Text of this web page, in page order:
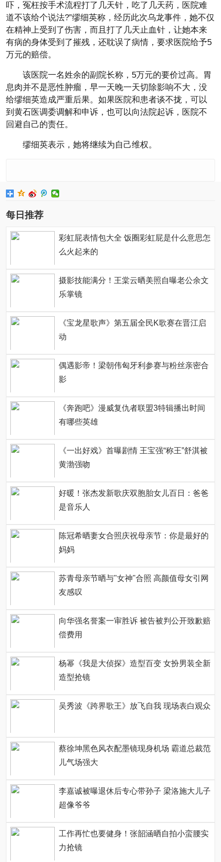
吓，冤枉按手术流程打了几天针，吃了几天药，医院难
道不该给个说法?”缪细英称，经历此次乌龙事件，她不仅
在精神上受到了伤害，而且打了几天止血针，让她本来
有病的身体受到了摧残，还耽误了病情，要求医院给予5
万元的赔偿。
该医院一名姓余的副院长称，5万元的要价过高。胃
息肉并不是恶性肿瘤，早一天晚一天切除影响不大，没
给缪细英造成严重后果。如果医院和患者谈不拢，可以
到黄石医调委调解和申诉，也可以向法院起诉，医院不
回避自己的责任。
缪细英表示，她将继续为自己维权。
每日推荐
彩虹屁表情包大全 饭圈彩虹屁是什么意思怎
么火起来的
摄影技能满分！王棠云晒美照自曝老公余文
乐掌镜
《宝龙星歌声》第五届全民K歌赛在晋江启
动
偶遇影帝！梁朝伟匈牙利参赛与粉丝亲密合
影
《奔跑吧》漫威复仇者联盟3特辑播出时间
有哪些英雄
《一出好戏》首曝剧情 王宝强“称王”舒淇被
黄渤强吻
好暖！张杰发新歌庆双胞胎女儿百日：爸爸
是音乐人
陈冠希晒妻女合照庆祝母亲节：你是最好的
妈妈
苏青母亲节晒与"女神"合照 高颜值母女引网
友感叹
向华强名誉案一审胜诉 被告被判公开致歉赔
偿费用
杨幂《我是大侦探》造型百变 女扮男装全新
造型抢镜
吴秀波《跨界歌王》放飞自我 现场表白观众
蔡徐坤黑色风衣配墨镜现身机场 霸道总裁范
儿气场强大
李嘉诚被曝退休后专心带孙子 梁洛施大儿子
超像爷爷
工作再忙也要健身！张韶涵晒自拍小蛮腰实
力抢镜